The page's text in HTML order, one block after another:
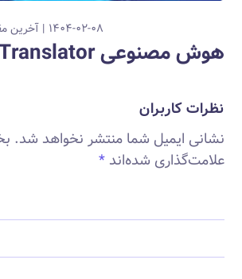
نظرات کاربران
نشانی ایمیل شما منتشر نخواهد شد.
علامت‌گذاری شده‌اند